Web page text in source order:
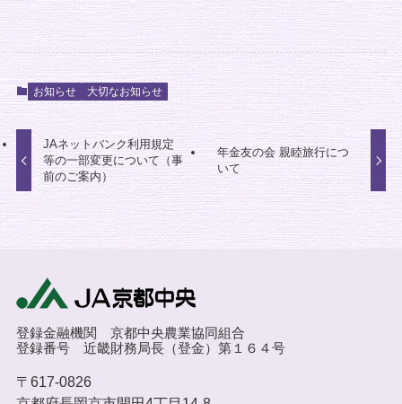
お知らせ 大切なお知らせ
JAネットバンク利用規定
等の一部変更について（事
前のご案内）
年金友の会 親睦旅行につ
いて
登録金融機関 京都中央農業協同組合
登録番号 近畿財務局長（登金）第１６４号
〒617-0826